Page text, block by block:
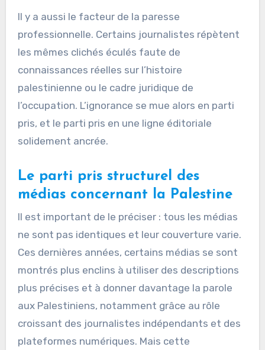
Il y a aussi le facteur de la paresse
professionnelle. Certains journalistes répètent
les mêmes clichés éculés faute de
connaissances réelles sur l’histoire
palestinienne ou le cadre juridique de
l’occupation. L’ignorance se mue alors en parti
pris, et le parti pris en une ligne éditoriale
solidement ancrée.
Le parti pris structurel des
médias concernant la Palestine
Il est important de le préciser : tous les médias
ne sont pas identiques et leur couverture varie.
Ces dernières années, certains médias se sont
montrés plus enclins à utiliser des descriptions
plus précises et à donner davantage la parole
aux Palestiniens, notamment grâce au rôle
croissant des journalistes indépendants et des
plateformes numériques. Mais cette